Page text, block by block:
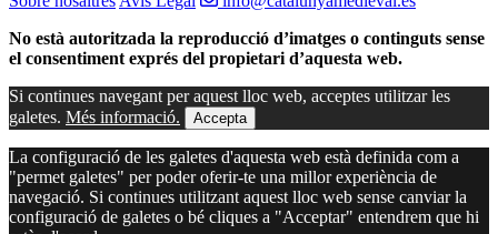
No està autoritzada la reproducció d’imatges o continguts sense
el consentiment exprés del propietari d’aquesta web.
Si continues navegant per aquest lloc web, acceptes utilitzar les
galetes. Més informació. Accepta
La configuració de les galetes d'aquesta web està definida com a
"permet galetes" per poder oferir-te una millor experiència de
navegació. Si continues utilitzant aquest lloc web sense canviar la
configuració de galetes o bé cliques a "Acceptar" entendrem que hi